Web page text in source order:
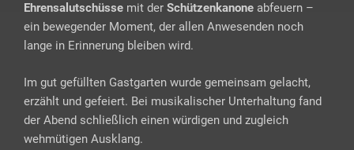
Ehrensalutschüsse mit der Schützenkanone abfeuern –
ein bewegender Moment, der allen Anwesenden noch
lange in Erinnerung bleiben wird.
Im gut gefüllten Gastgarten wurde gemeinsam gelacht,
erzählt und gefeiert. Bei musikalischer Unterhaltung fand
der Abend schließlich einen würdigen und zugleich
wehmütigen Ausklang.